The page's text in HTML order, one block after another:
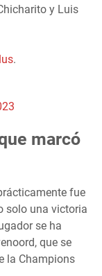
y Luis
.
marcó
fue
solo una victoria
se ha
que se
la Champions